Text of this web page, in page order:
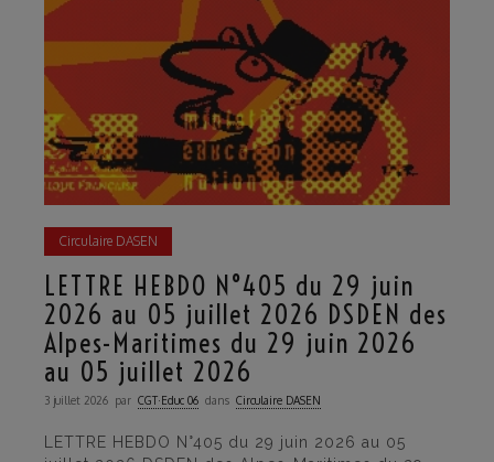
Circulaire DASEN
LETTRE HEBDO N°405 du 29 juin
2026 au 05 juillet 2026 DSDEN des
Alpes-Maritimes du 29 juin 2026
au 05 juillet 2026
3 juillet 2026 par CGT·Educ 06 dans Circulaire DASEN
LETTRE HEBDO N°405 du 29 juin 2026 au 05